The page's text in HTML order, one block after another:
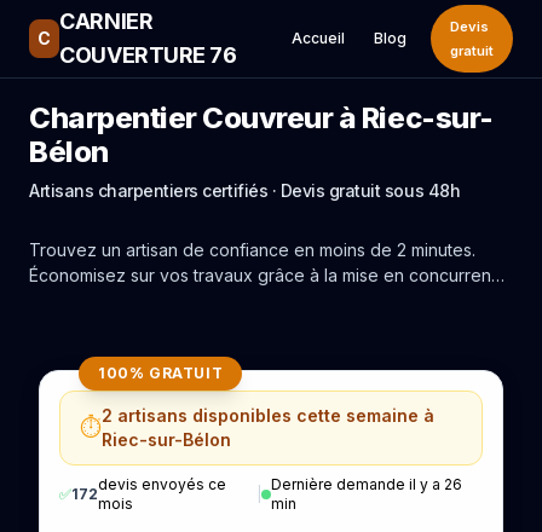
C
CARNIER
COUVERTURE 76
Accueil Blog
Devis
gratuit
Charpentier Couvreur à Riec-sur-
Bélon
Artisans charpentiers certifiés · Devis gratuit sous 48h
Trouvez un artisan de confiance en moins de 2 minutes.
Économisez sur vos travaux grâce à la mise en concurrence
100% GRATUIT
⏱️2 artisans disponibles cette semaine à
Riec-sur-Bélon
✅172
devis envoyés ce
mois
|
Dernière demande il y a 26
min